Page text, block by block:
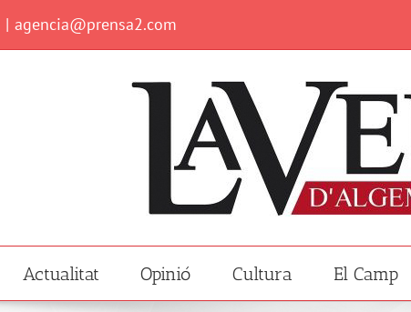
| agencia@prensa2.com
Actualitat Opinió Cultura El Camp